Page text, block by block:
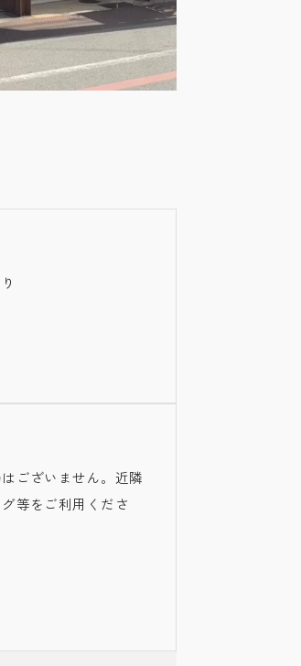
ございません。近隣
等をご利用くださ